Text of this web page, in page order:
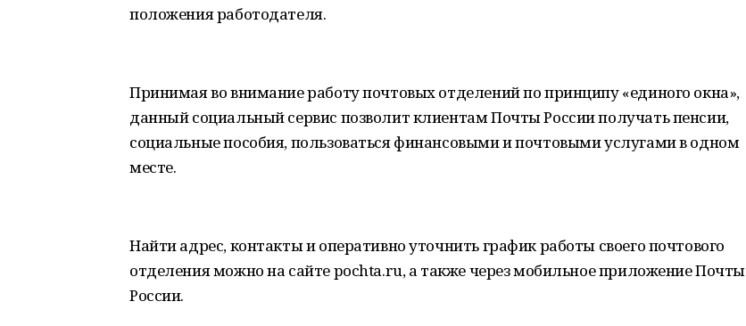
положения работодателя.
Принимая во внимание работу почтовых отделений по принципу «единого окна»,
данный социальный сервис позволит клиентам Почты России получать пенсии,
социальные пособия, пользоваться финансовыми и почтовыми услугами в одном
месте.
Найти адрес, контакты и оперативно уточнить график работы своего почтового
отделения можно на сайте pochta.ru, а также через мобильное приложение Почты
России.